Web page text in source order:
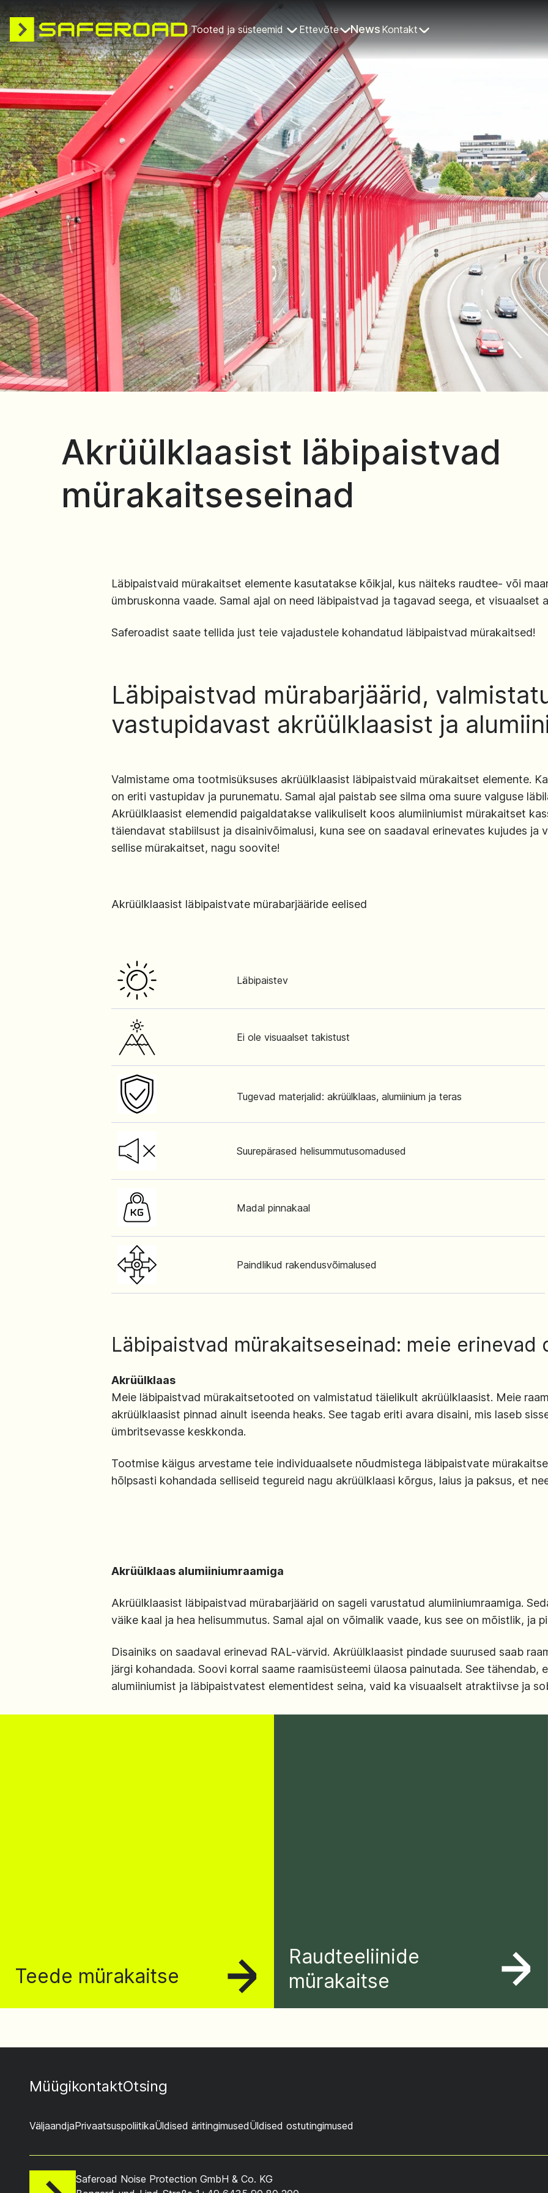
Tooted ja süsteemid Ettevõte News Kontakt
Akrüülklaasist läbipaistvad
mürakaitseseinad
Läbipaistvaid mürakaitset elemente kasutatakse kõikjal, kus näiteks raudtee- või
ümbruskonna vaade. Samal ajal on need läbipaistvad ja tagavad seega, et visuaalset
Saferoadist saate tellida just teie vajadustele kohandatud läbipaistvad mürakaitsed!
Läbipaistvad mürabarjäärid,
vastupidavast akrüülklaasist ja
Valmistame oma tootmisüksuses akrüülklaasist läbipaistvaid mürakaitset elemente.
on eriti vastupidav ja purunematu. Samal ajal paistab see silma oma suure valguse
Akrüülklaasist elemendid paigaldatakse valikuliselt koos alumiiniumist mürakaitset
täiendavat stabiilsust ja disainivõimalusi, kuna see on saadaval erinevates kujudes ja
sellise mürakaitset, nagu soovite!
Akrüülklaasist läbipaistvate mürabarjääride eelised
Läbipaistev
Ei ole visuaalset takistust
Tugevad materjalid: akrüülklaas, alumiinium ja teras
Suurepärased helisummutusomadused
Madal pinnakaal
Paindlikud rakendusvõimalused
Läbipaistvad mürakaitseseinad: meie erinevad
Akrüülklaas
Meie läbipaistvad mürakaitsetooted on valmistatud täielikult akrüülklaasist. Meie
akrüülklaasist pinnad ainult iseenda heaks. See tagab eriti avara disaini, mis laseb
ümbritsevasse keskkonda.
Tootmise käigus arvestame teie individuaalsete nõudmistega läbipaistvate
hõlpsasti kohandada selliseid tegureid nagu akrüülklaasi kõrgus, laius ja paksus, et
Akrüülklaas alumiiniumraamiga
Akrüülklaasist läbipaistvad mürabarjäärid on sageli varustatud alumiiniumraamiga.
väike kaal ja hea helisummutus. Samal ajal on võimalik vaade, kus see on mõistlik, ja
Disainiks on saadaval erinevad RAL-värvid. Akrüülklaasist pindade suurused saab
järgi kohandada. Soovi korral saame raamisüsteemi ülaosa painutada. See tähendab,
alumiiniumist ja läbipaistvatest elementidest seina, vaid ka visuaalselt atraktiivse ja
Teede mürakaitse
Raudteeliinide
mürakaitse
MüügikontaktOtsing
VäljaandjaPrivaatsuspoliitikaÜldised äritingimusedÜldised ostutingimused
Saferoad Noise Protection GmbH & Co. KG